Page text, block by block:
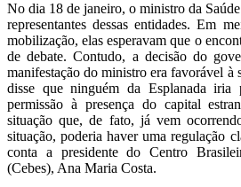
No dia 18 de janeiro, o ministro da
representantes dessas entidades. Em
mobilização, elas esperavam que o
de debate. Contudo, a decisão do
manifestação do ministro era favorável à
disse que ninguém da Esplanada
permissão à presença do capital
situação que, de fato, já vem
situação, poderia haver uma regulação
conta a presidente do Centro
(Cebes), Ana Maria Costa.